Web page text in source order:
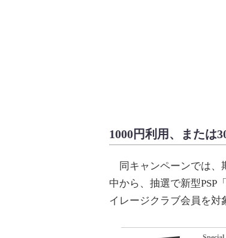
1000円利用、または
同キャンペーンでは、
中から、抽選で新型PSP
イレージクラブ会員を対